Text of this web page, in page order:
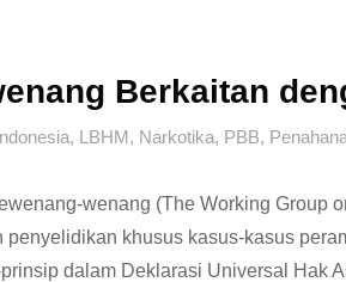
Berkaitan
, LBHM, Narkotika, PBB,
wenang (The Working Group
khusus kasus-kasus
dalam Deklarasi Universal Hak